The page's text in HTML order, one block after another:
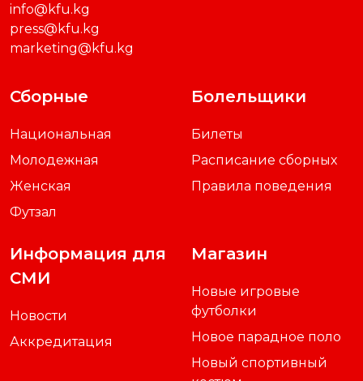
info@kfu.kg
press@kfu.kg
marketing@kfu.kg
Сборные
Национальная
Молодежная
Женская
Футзал
Болельщики
Билеты
Расписание сборных
Правила поведения
Информация для
СМИ
Новости
Аккредитация
Магазин
Новые игровые
футболки
Новое парадное поло
Новый спортивный